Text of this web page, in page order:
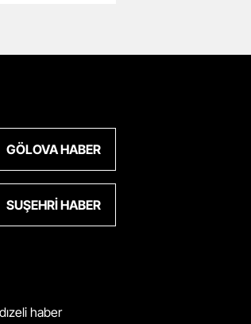
GÖLOVA HABER
SUŞEHRI HABER
haber